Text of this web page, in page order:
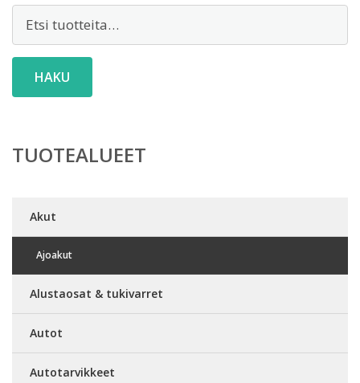
Etsi:
HAKU
TUOTEALUEET
Akut
Ajoakut
Alustaosat & tukivarret
Autot
Autotarvikkeet